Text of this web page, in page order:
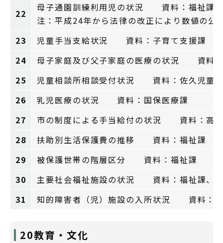
22
母子通園訓練利用児の状況 資料：福祉課
注：平成24年から法律の改正により数値の公
23
児童手当支給状況 資料：子育て支援課
24
母子家庭及び父子家庭の医療の状況 資料
25
児童相談所相談受付状況 資料：佐久児童
26
乳児医療の状況 資料：国保医療課
27
市の制度による手当給付の状況 資料：高
28
扶助別生活保護費の推移 資料：福祉課
29
被保護世帯の階層区分 資料：福祉課
30
主要社会福祉施設の状況 資料：福祉課、
31
知的障害者（児）施設の入所状況 資料：
20教育・文化